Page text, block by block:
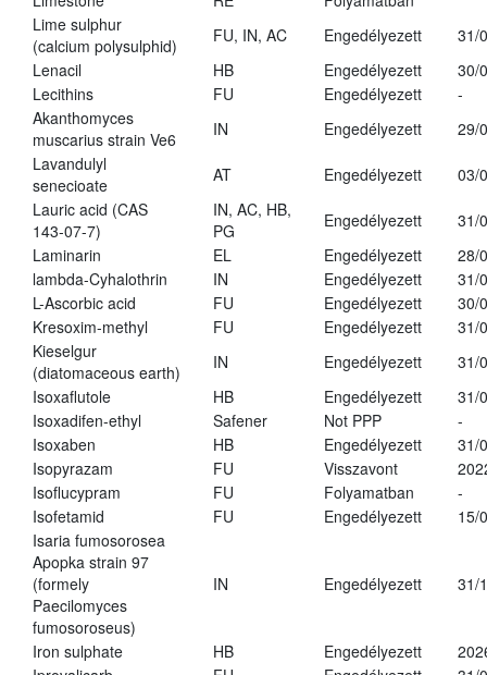
Lime sulphur
(calcium polysulphid)
FU, IN, AC Engedélyezett
31/
Lenacil
HB Engedélyezett
30/
Lecithins
FU Engedélyezett
-
Akanthomyces
muscarius strain Ve6
IN Engedélyezett
29/
Lavandulyl
senecioate
AT Engedélyezett
03/
Lauric acid (CAS
143-07-7)
IN, AC, HB,
PG
Engedélyezett
31/
Laminarin
EL Engedélyezett
28/
lambda-Cyhalothrin
IN Engedélyezett
31/
L-Ascorbic acid
FU Engedélyezett
30/
Kresoxim-methyl
FU Engedélyezett
31/
Kieselgur
(diatomaceous earth)
IN Engedélyezett
31/
Isoxaflutole
HB Engedélyezett
31/
Isoxadifen-ethyl
Safener Not PPP
-
Isoxaben
HB Engedélyezett
31/
Isopyrazam
FU Visszavont
Isoflucypram
FU Folyamatban
-
Isofetamid
FU Engedélyezett
15/
Isaria fumosorosea
Apopka strain 97
(formely
Paecilomyces
fumosoroseus)
IN Engedélyezett 31/
Iron sulphate HB Engedélyezett